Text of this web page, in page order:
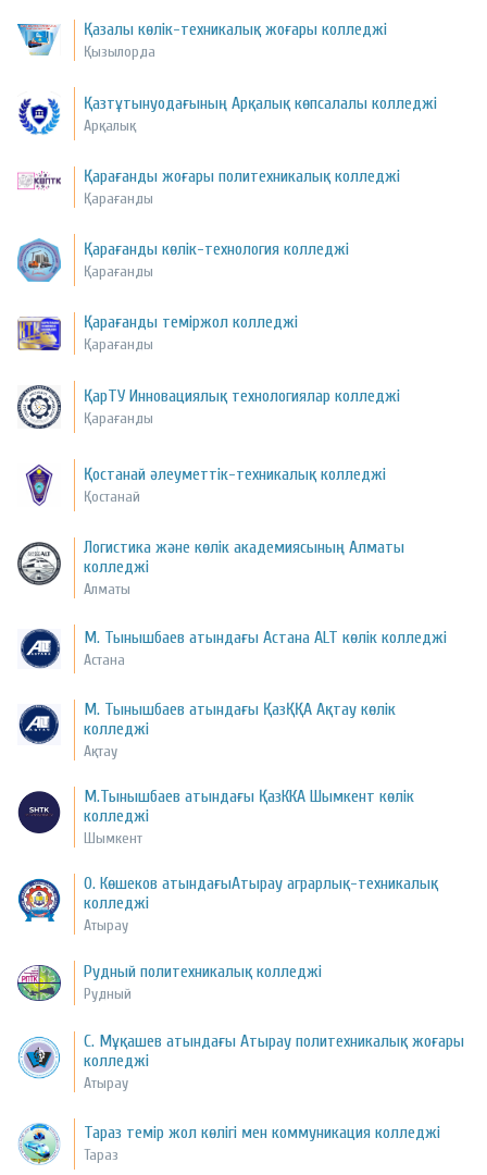
Қазалы көлік-техникалық жоғары колледжі
Қызылорда
Қазтұтынуодағының Арқалық көпсалалы колледжі
Арқалық
Қарағанды жоғары политехникалық колледжі
Қарағанды
Қарағанды көлік-технология колледжі
Қарағанды
Қарағанды теміржол колледжі
Қарағанды
ҚарТУ Инновациялық технологиялар колледжі
Қарағанды
Қостанай әлеуметтік-техникалық колледжі
Қостанай
Логистика және көлік академиясының Алматы
колледжі
Алматы
М. Тынышбаев атындағы Астана ALT көлік колледжі
Астана
М. Тынышбаев атындағы ҚазҚҚА Ақтау көлік
колледжі
Ақтау
М.Тынышбаев атындағы ҚазККА Шымкент көлік
колледжі
Шымкент
О. Көшеков атындағыАтырау аграрлық-техникалық
колледжі
Атырау
Рудный политехникалық колледжі
Рудный
С. Мұқашев атындағы Атырау политехникалық жоғары
колледжі
Атырау
Тараз темір жол көлігі мен коммуникация колледжі
Тараз